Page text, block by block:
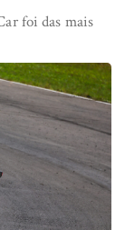
foi das mais